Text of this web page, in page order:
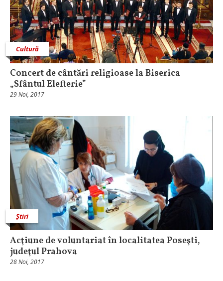
Cultură
Concert de cântări religioase la Biserica
„Sfântul Elefterie”
29 Noi, 2017
Știri
Acţiune de voluntariat în localitatea Poseşti,
judeţul Prahova
28 Noi, 2017